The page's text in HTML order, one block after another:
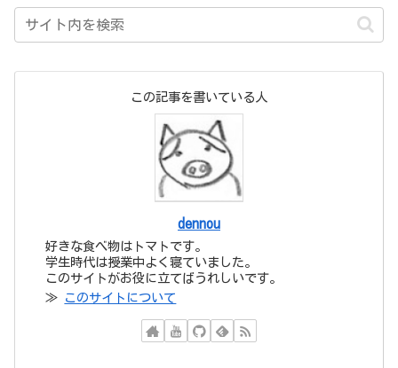
この記事を書いている人
dennou
好きな食べ物はトマトです。
学生時代は授業中よく寝ていました。
このサイトがお役に立てばうれしいです。
≫ このサイトについて